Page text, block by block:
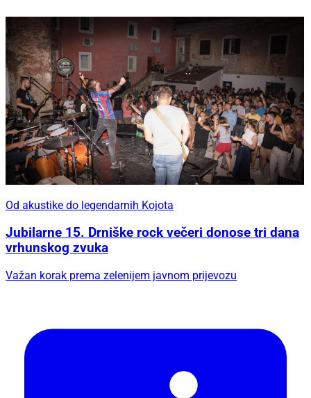
Od akustike do legendarnih Kojota
Jubilarne 15. Drniške rock večeri donose tri dana
vrhunskog zvuka
Važan korak prema zelenijem javnom prijevozu